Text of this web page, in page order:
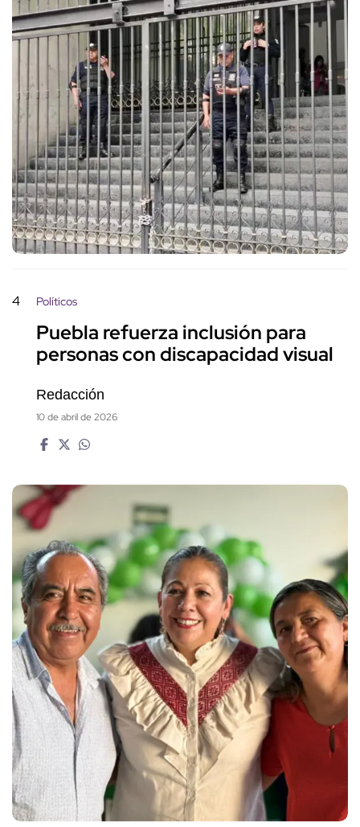
4 Políticos
Puebla refuerza inclusión para
personas con discapacidad visual
Redacción
10 de abril de 2026